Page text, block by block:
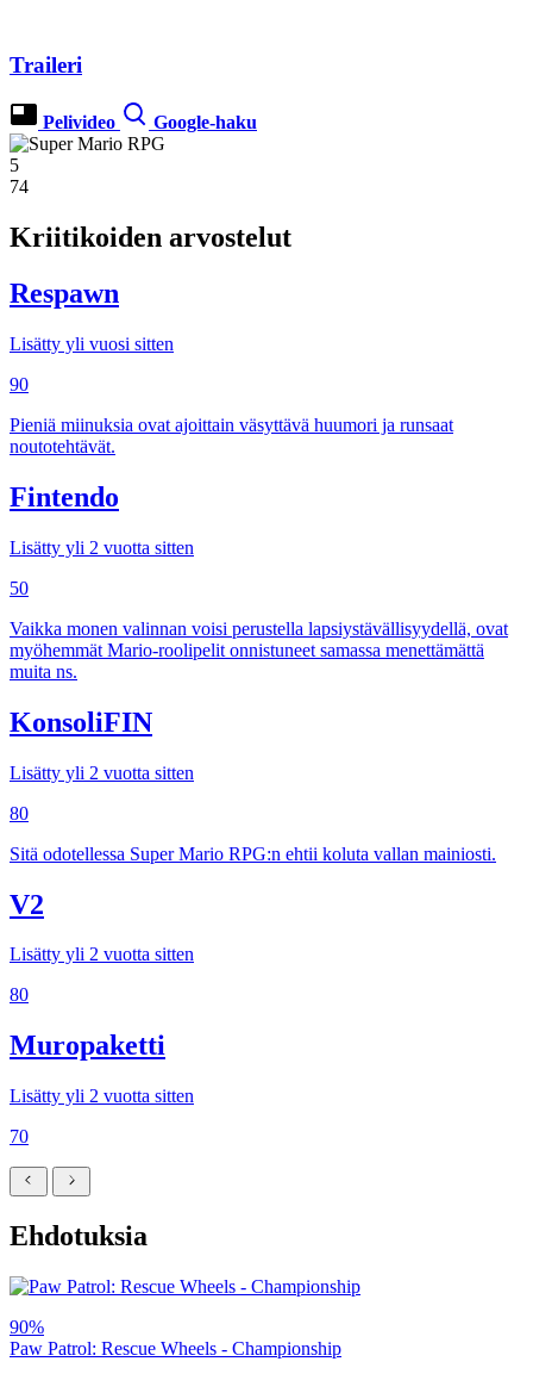
Traileri
Pelivideo Google-haku
5
74
Kriitikoiden arvostelut
Respawn
Lisätty yli vuosi sitten
90
Pieniä miinuksia ovat ajoittain väsyttävä huumori ja runsaat
noutotehtävät.
Fintendo
Lisätty yli 2 vuotta sitten
50
Vaikka monen valinnan voisi perustella lapsiystävällisyydellä, ovat
myöhemmät Mario-roolipelit onnistuneet samassa menettämättä
muita ns.
KonsoliFIN
Lisätty yli 2 vuotta sitten
80
Sitä odotellessa Super Mario RPG:n ehtii koluta vallan mainiosti.
V2
Lisätty yli 2 vuotta sitten
80
Muropaketti
Lisätty yli 2 vuotta sitten
70
Ehdotuksia
90%
Paw Patrol: Rescue Wheels - Championship